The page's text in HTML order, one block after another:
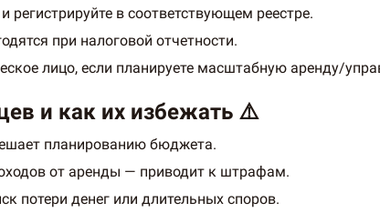
регистрируйте в соответствующем реестре.
при налоговой отчетности.
лицо, если планируете масштабную аренду/
и как их избежать ⚠️
планированию бюджета.
от аренды — приводит к штрафам.
потери денег или длительных споров.